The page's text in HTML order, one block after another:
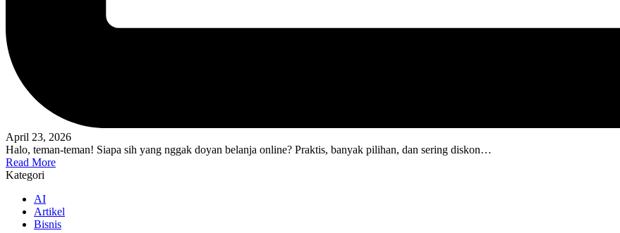
April 23, 2026
Halo, teman-teman! Siapa sih yang nggak doyan belanja online? Praktis, banyak pilihan, dan sering diskon…
Read More
Kategori
AI
Artikel
Bisnis